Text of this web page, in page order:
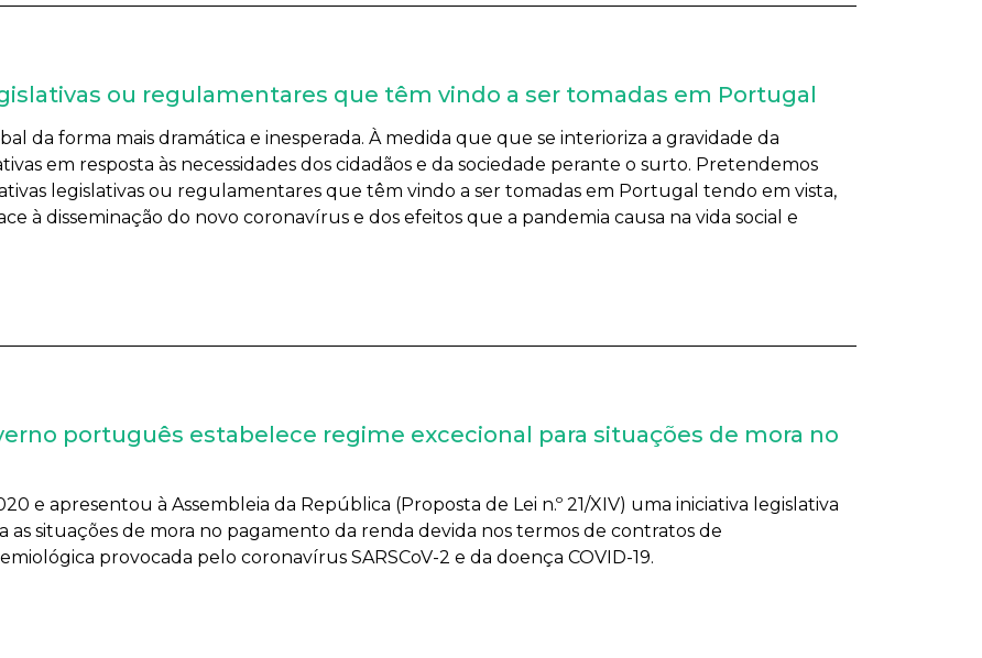
ou regulamentares que têm vindo a ser tomadas em Portugal
da forma mais dramática e inesperada. À medida que que se interioriza a gravidade da
em resposta às necessidades dos cidadãos e da sociedade perante o surto. Pretendemos
legislativas ou regulamentares que têm vindo a ser tomadas em Portugal tendo em vista,
à disseminação do novo coronavírus e dos efeitos que a pandemia causa na vida social e
português estabelece regime excecional para situações de mora no
e apresentou à Assembleia da República (Proposta de Lei n.º 21/XIV) uma iniciativa legislativa
situações de mora no pagamento da renda devida nos termos de contratos de
provocada pelo coronavírus SARSCoV-2 e da doença COVID-19.